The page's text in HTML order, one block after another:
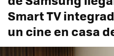
Smart TV
un cine en casa